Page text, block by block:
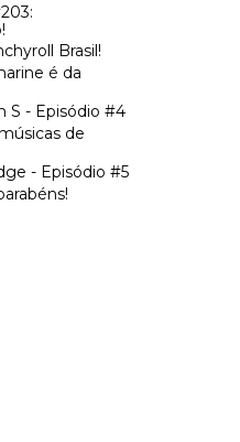
Brasil!
é da
S - Episódio #4
de
- Episódio #5